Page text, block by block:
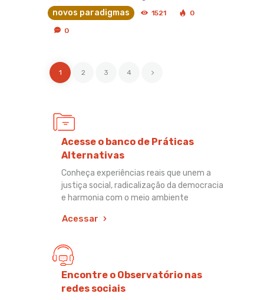
novos paradigmas 1521 0
0
1 2 3 4
Acesse o banco de Práticas
Alternativas
Conheça experiências reais que unem a
justiça social, radicalização da democracia
e harmonia com o meio ambiente
Acessar
Encontre o Observatório nas
redes sociais